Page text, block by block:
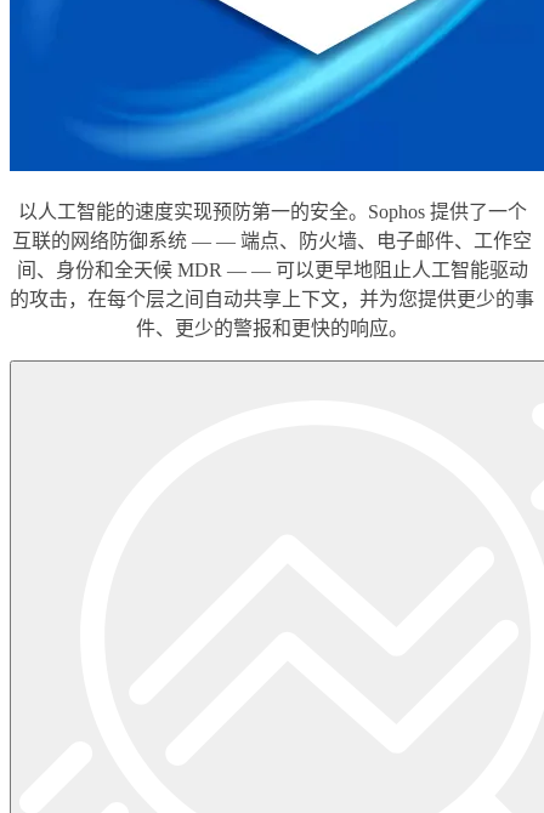
以人工智能的速度实现预防第一的安全。Sophos 提供了一个
互联的网络防御系统 — — 端点、防火墙、电子邮件、工作空
间、身份和全天候 MDR — — 可以更早地阻止人工智能驱动
的攻击，在每个层之间自动共享上下文，并为您提供更少的事
件、更少的警报和更快的响应。